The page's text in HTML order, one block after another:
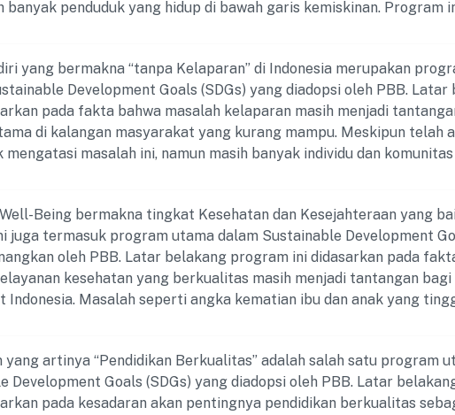
banyak penduduk yang hidup di bawah garis kemiskinan. Program
Untuk mencapai tujuan ini, perlu dilakukan upaya kolaboratif dari
masyarakat, sektor swasta, dan individu. Program-program
pengentasan kemiskinan, dan peningkatan akses terhadap
dan layanan sosial menjadi fokus utama dalam upaya
Utara berkomitmen untuk mendukung program penanganan
yang bermakna “tanpa Kelaparan” di Indonesia merupakan
Development Goals (SDGs) yang diadopsi oleh PBB. Latar
pada fakta bahwa masalah kelaparan masih menjadi
di kalangan masyarakat yang kurang mampu. Meskipun telah
masalah ini, namun masih banyak individu dan
seluruh penduduk Indonesia. Melalui kerja sama antara
masyarakat, sektor swasta, dan individu, program ini bertujuan
pertanian, mengembangkan sistem pangan yang
pangan, dan memberikan akses yang lebih baik terhadap
Universitas Sumatera Utara turut berperan aktif dalam
pangan yang berkualitas.
Being bermakna tingkat Kesehatan dan Kesejahteraan yang
juga termasuk program utama dalam Sustainable Development
oleh PBB. Latar belakang program ini didasarkan pada
kesehatan yang berkualitas masih menjadi tantangan bagi
Indonesia. Masalah seperti angka kematian ibu dan anak yang
Indonesia secara keseluruhan dan memastikan akses yang adil
berkualitas. Universitas Sumatera Utara berkomitmen
peningkatan Kesehatan dan Kesejahteraan jasmani serta rohani
yang artinya “Pendidikan Berkualitas” adalah salah satu program
Development Goals (SDGs) yang diadopsi oleh PBB. Latar
pada kesadaran akan pentingnya pendidikan berkualitas